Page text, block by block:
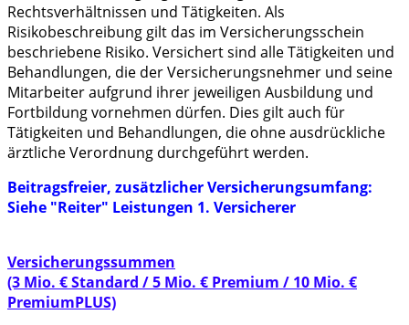
Rechtsverhältnissen und Tätigkeiten. Als
Risikobeschreibung gilt das im Versicherungsschein
beschriebene Risiko. Versichert sind alle Tätigkeiten und
Behandlungen, die der Versicherungsnehmer und seine
Mitarbeiter aufgrund ihrer jeweiligen Ausbildung und
Fortbildung vornehmen dürfen. Dies gilt auch für
Tätigkeiten und Behandlungen, die ohne ausdrückliche
ärztliche Verordnung durchgeführt werden.
Beitragsfreier, zusätzlicher Versicherungsumfang:
Siehe "Reiter" Leistungen 1. Versicherer
Versicherungssummen
(3 Mio. € Standard / 5 Mio. € Premium / 10 Mio. €
PremiumPLUS)